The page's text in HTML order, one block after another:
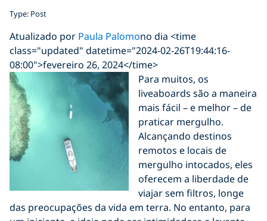
Type: Post
Atualizado por Paula Palomono dia <time
class="updated" datetime="2024-02-26T19:44:16-
08:00">fevereiro 26, 2024</time>
Para muitos, os
liveaboards são a maneira
mais fácil – e melhor – de
praticar mergulho.
Alcançando destinos
remotos e locais de
mergulho intocados, eles
oferecem a liberdade de
viajar sem filtros, longe
das preocupações da vida em terra. No entanto, para